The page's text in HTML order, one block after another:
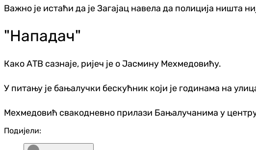
Важно је истаћи да је Загајац навела да полиција ништа
"Нападач"
Како АТВ сазнаје, ријеч је о Јасмину Мехмедовићу.
У питању је бањалучки бескућник који је годинама на
Мехмедовић свакодневно прилази Бањалучанима у
Подијели: